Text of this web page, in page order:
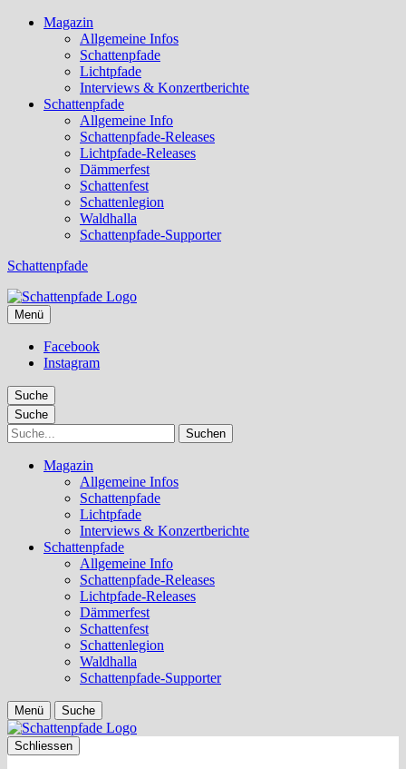
Magazin
Allgemeine Infos
Schattenpfade
Lichtpfade
Interviews & Konzertberichte
Schattenpfade
Allgemeine Info
Schattenpfade-Releases
Lichtpfade-Releases
Dämmerfest
Schattenfest
Schattenlegion
Waldhalla
Schattenpfade-Supporter
Schattenpfade
Menü
Facebook
Instagram
Suche
Suche
Suche
Magazin
Allgemeine Infos
Schattenpfade
Lichtpfade
Interviews & Konzertberichte
Schattenpfade
Allgemeine Info
Schattenpfade-Releases
Lichtpfade-Releases
Dämmerfest
Schattenfest
Schattenlegion
Waldhalla
Schattenpfade-Supporter
Menü Suche
Schliessen